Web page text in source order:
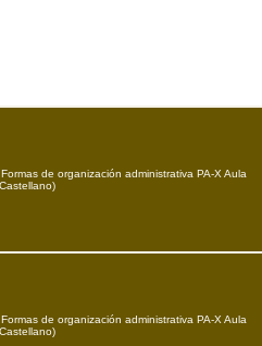
de organización administrativa PA-X Aula
de organización administrativa PA-X Aula